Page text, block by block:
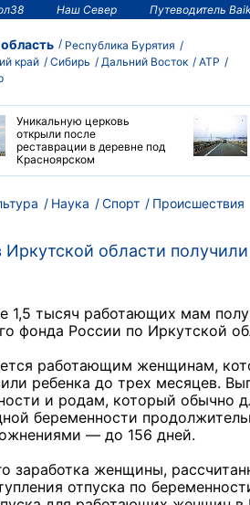
Наш Север Путеводитель
Республика Бурятия
край
Сибирь Дальний Восток
АТР
Уникальную церковь
открыли после
реставрации в деревне под
Красноярском
Наука Спорт Происшествия
области
1,5 тысяч работающих мам
фонда России по Иркутской
работающим женщинам,
ребенка до трех месяцев.
и родам, который обычно
беременности
— до 156 дней.
заработка женщины,
отпуска по